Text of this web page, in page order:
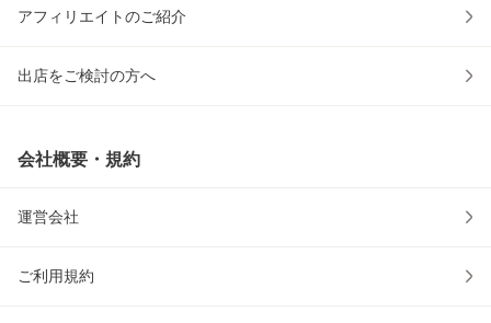
アフィリエイトのご紹介
出店をご検討の方へ
会社概要・規約
運営会社
ご利用規約